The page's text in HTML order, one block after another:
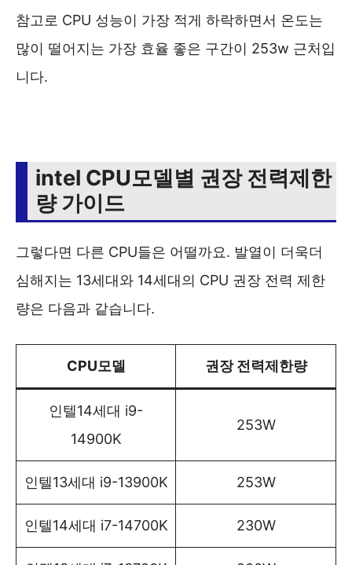
참고로 CPU 성능이 가장 적게 하락하면서 온도는
많이 떨어지는 가장 효율 좋은 구간이 253w 근처입
니다.
intel CPU모델별 권장 전력제한
량 가이드
그렇다면 다른 CPU들은 어떨까요. 발열이 더욱더
심해지는 13세대와 14세대의 CPU 권장 전력 제한
량은 다음과 같습니다.
CPU모델 권장 전력제한량
인텔14세대 i9-
14900K
253W
인텔13세대 i9-13900K 253W
인텔14세대 i7-14700K 230W